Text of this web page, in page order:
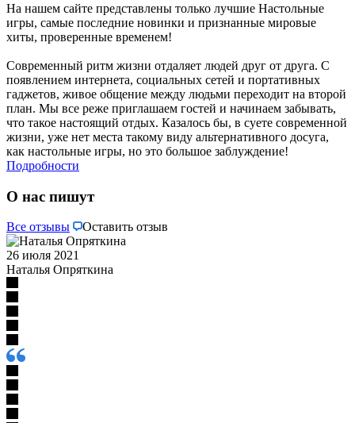
На нашем сайте представлены только лучшие Настольные
игры, самые последние новинки и признанные мировые
хиты, проверенные временем!
Современный ритм жизни отдаляет людей друг от друга. С
появлением интернета, социальных сетей и портативных
гаджетов, живое общение между людьми переходит на второй
план. Мы все реже приглашаем гостей и начинаем забывать,
что такое настоящий отдых. Казалось бы, в суете современной
жизни, уже нет места такому виду альтернативного досуга,
как настольные игры, но это большое заблуждение!
Подробности
О нас пишут
Все отзывы Оставить отзыв
26 июля 2021
Наталья Опряткина